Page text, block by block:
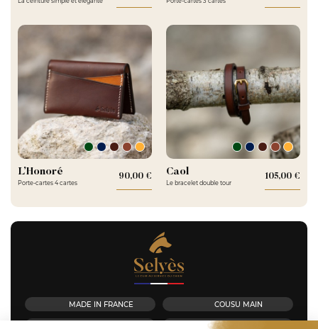
L’Honoré
Porte-cartes 4 cartes Prix
90,00 € Caol
Le bracelet double tour
105,00 €
MADE IN FRANCE COUSU MAIN
SUR MESURE